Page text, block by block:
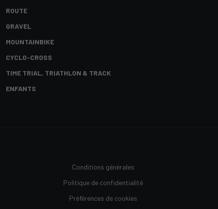
ROUTE
GRAVEL
MOUNTAINBIKE
CYCLO-CROSS
TIME TRIAL, TRIATHLON & TRACK
ENFANTS
Conditions générales
Politique de confidentialité
Préférences de cookies